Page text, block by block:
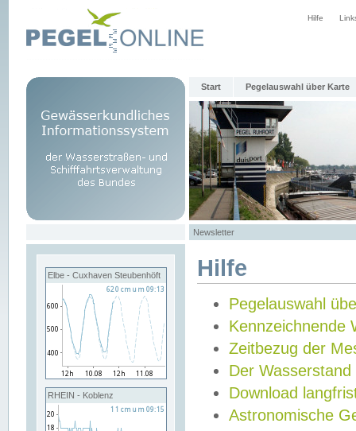
Hilfe
Start Pegelauswahl über Karte
Newsletter
Elbe - Cuxhaven Steubenhöft
RHEIN - Koblenz
Hilfe
Pegelauswahl
Kennzeichnende
Zeitbezug der
Der Wasserstand
Download
Astronomische